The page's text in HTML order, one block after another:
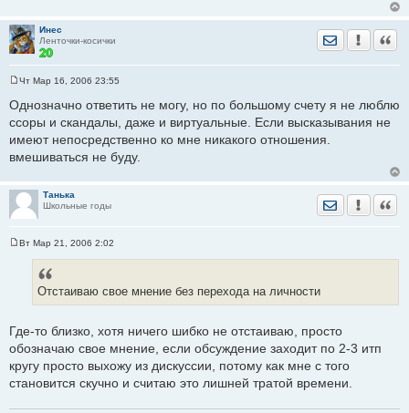
Инес
Ленточки-косички
Отправить
о
б
е
н
Чт Мар 16, 2006 23:55
Однозначно ответить не могу, но по большому счету я не люблю
ссоры и скандалы, даже и виртуальные. Если высказывания не
имеют непосредственно ко мне никакого отношения.
вмешиваться не буду.
Танька
Школьные годы
Отправить
и
е
Вт Мар 21, 2006 2:02
Отстаиваю свое мнение без перехода на личности
Где-то близко, хотя ничего шибко не отстаиваю, просто
обозначаю свое мнение, если обсуждение заходит по 2-3 итп
кругу просто выхожу из дискуссии, потому как мне с того
становится скучно и считаю это лишней тратой времени.